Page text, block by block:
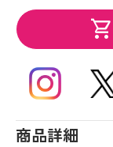
shopping_cart
商品詳細